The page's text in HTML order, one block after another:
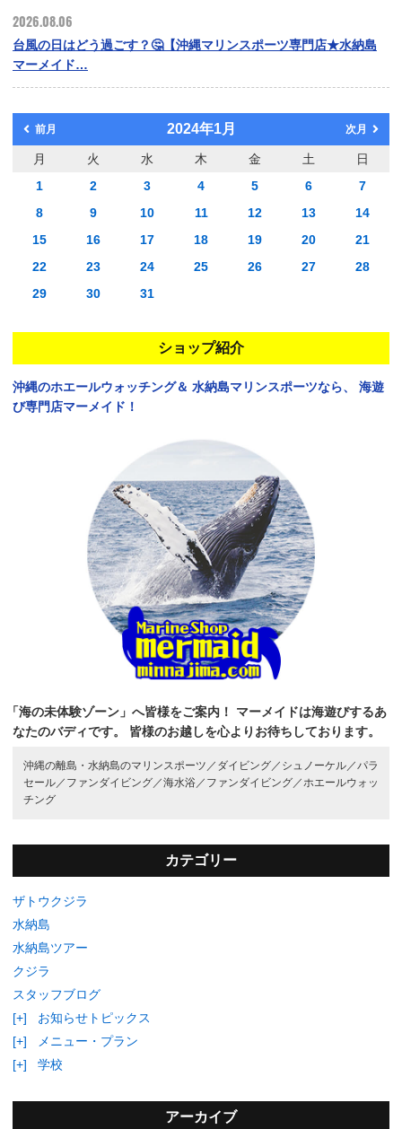
2026.08.06
台風の日はどう過ごす？🤔【沖縄マリンスポーツ専門店★水納島
マーメイド…
前月 2024年1月 次月
月 火 水 木 金 土
日
1
2 3 4 5 6
7
8
9 10 11 12 13
14
15
16 17 18 19 20
21
22
23 24 25 26 27
28
29
30 31
ショップ紹介
沖縄のホエールウォッチング＆ 水納島マリンスポーツなら、
海遊
び専門店マーメイド！
「海の未体験ゾーン」へ皆様をご案内！
マーメイドは海遊びするあ
なたのバディです。
皆様のお越しを心よりお待ちしております。
沖縄の離島・水納島のマリンスポーツ／ ダイビング／ シュノーケル／パラ
セール／ ファンダイビング／海水浴／ ファンダイビング／ホエールウォッ
チング
カテゴリー
ザトウクジラ
水納島
水納島ツアー
クジラ
スタッフブログ
[+]
お知らせトピックス
[+]
メニュー・プラン
[+]
学校
アーカイブ